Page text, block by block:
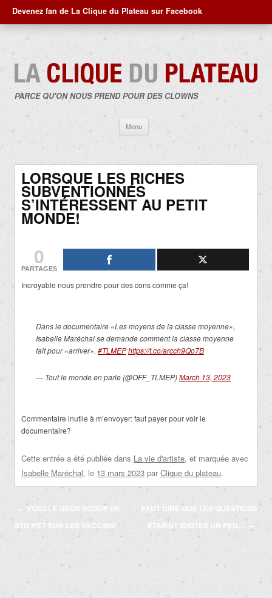
Devenez fan de La Clique du Plateau sur Facebook
PARCE QU'ON NOUS PREND POUR DES CLOWNS
Menu
contenu
LORSQUE LES RICHES
SUBVENTIONNÉS
S’INTÉRESSENT AU PETIT
MONDE!
0
PARTAGES
Incroyable nous prendre pour des cons comme ça!
Dans le documentaire «Les moyens de la classe moyenne»,
Isabelle Maréchal se demande comment la classe moyenne
fait pour «arriver». #TLMEPhttps://t.co/arcch9Qo7B
— Tout le monde en parle (@OFF_TLMEP)March 13, 2023
Commentaire inutile à m’envoyer: faut payer pour voir le
documentaire?
Cette entrée a été publiée dans La vie d'artiste, et marquée avec
Isabelle Maréchal, le 13 mars 2023 par Clique du plateau.
Navigation
des
← VOICI LE GROS SCOOP DE
STU PITT SUR LES VACCINS!
FAUT DIRE QUE LES QUESTIONS
ÉTAIENT IDIOTES UN PEU…
→